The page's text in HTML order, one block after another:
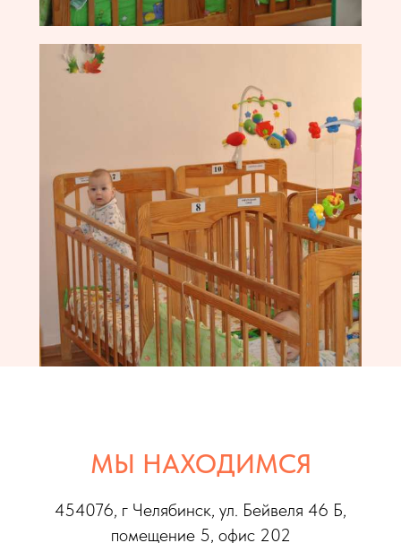
МЫ НАХОДИМСЯ
454076, г Челябинск, ул. Бейвеля 46 Б,
помещение 5, офис 202